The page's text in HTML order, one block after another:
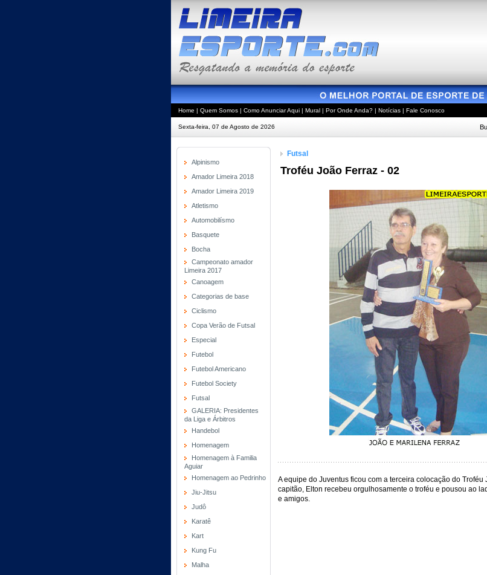
Home | Quem Somos | Como Anunciar Aqui | Mural | Por Onde Anda? | Notícias | Fale Conosco
Sexta-feira, 07 de Agosto de 2026
Alpinismo
Amador Limeira 2018
Amador Limeira 2019
Atletismo
Automobilísmo
Basquete
Bocha
Campeonato amador
Limeira 2017
Canoagem
Categorias de base
Ciclismo
Copa Verão de Futsal
Especial
Futebol
Futebol Americano
Futebol Society
Futsal
GALERIA: Presidentes
da Liga e Árbitros
Handebol
Homenagem
Homenagem à Familia
Aguiar
Homenagem ao Pedrinho
Jiu-Jitsu
Judô
Karatê
Kart
Kung Fu
Malha
Futsal
Troféu João Ferraz - 02
A equipe do Juventus ficou com a terceira colocação do Troféu
capitão, Elton recebeu orgulhosamente o troféu e pousou ao
e amigos.